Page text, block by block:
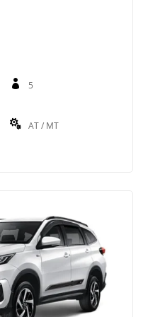
5
AT / MT